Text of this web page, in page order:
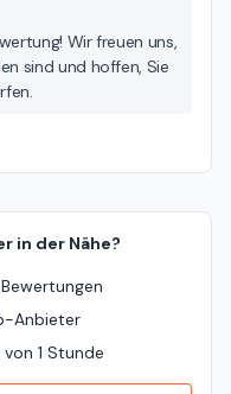
Wir freuen uns,
sind und hoffen, Sie
in der Nähe?
Anbieter
1 Stunde